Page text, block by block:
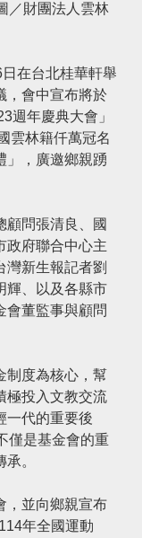
／財團法人雲林
在台北桂華軒舉
，會中宣布將於
週年慶典大會」
雲林籍仟萬冠名
」，廣邀鄉親踴
顧問張清良、國
政府聯合中心主
灣新生報記者劉
輝、以及各縣市
會董監事與顧問
制度為核心，幫
極投入文教交流
一代的重要後
僅是基金會的重
。
，並向鄉親宣布
年全國運動